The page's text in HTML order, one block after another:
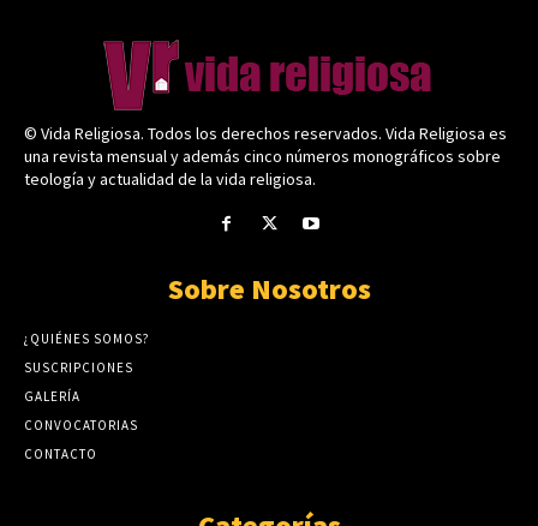
© Vida Religiosa. Todos los derechos reservados. Vida Religiosa es
una revista mensual y además cinco números monográficos sobre
teología y actualidad de la vida religiosa.
Sobre Nosotros
¿QUIÉNES SOMOS?
SUSCRIPCIONES
GALERÍA
CONVOCATORIAS
CONTACTO